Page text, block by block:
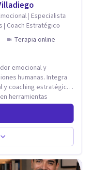
| Especialista
| Coach Estratégico
Terapia online
emocional y
humanas. Integra
y coaching estratégico
herramientas
las personas viven,
y líderes en
Su trabajo se
relaciones de pareja, la